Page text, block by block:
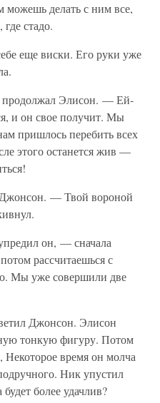
можешь делать с ним все,
стадо.
еще виски. Его руки уже
Элисон. — Ей-
и он свое получит. Мы
пришлось перебить всех
этого останется жив —
— Твой вороной
он, — сначала
рассчитаешься с
Мы уже совершили две
Джонсон. Элисон
тонкую фигуру. Потом
время он молча
Ник упустил
более удачлив?